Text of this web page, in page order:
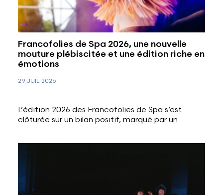
Francofolies de Spa 2026, une nouvelle
mouture plébiscitée et une édition riche en
émotions
29 JUIL 2026
L’édition 2026 des Francofolies de Spa s’est
clôturée sur un bilan positif, marqué par un